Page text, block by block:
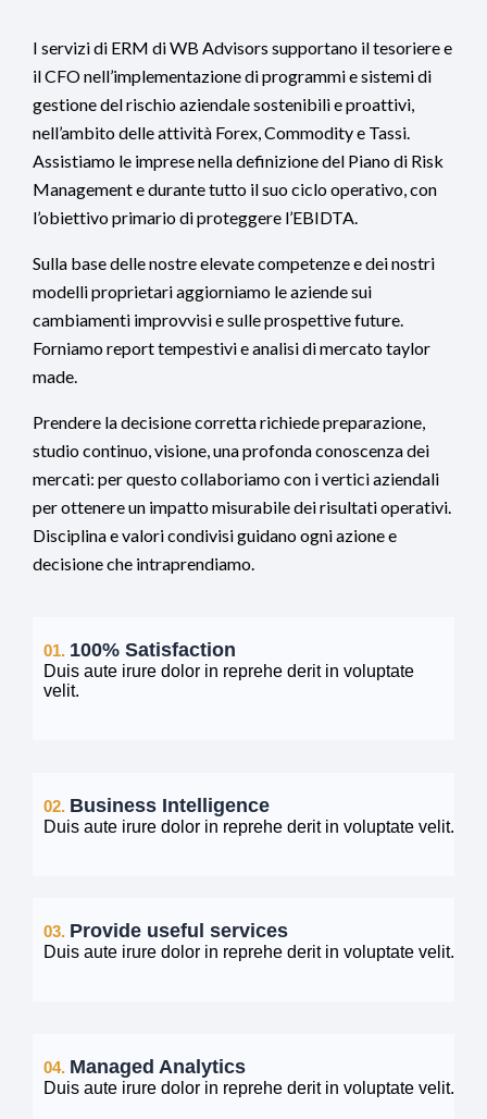
I servizi di ERM di WB Advisors supportano il tesoriere e
il CFO nell’implementazione di programmi e sistemi di
gestione del rischio aziendale sostenibili e proattivi,
nell’ambito delle attività Forex, Commodity e Tassi.
Assistiamo le imprese nella definizione del Piano di Risk
Management e durante tutto il suo ciclo operativo, con
l’obiettivo primario di proteggere l’EBIDTA.
Sulla base delle nostre elevate competenze e dei nostri
modelli proprietari aggiorniamo le aziende sui
cambiamenti improvvisi e sulle prospettive future.
Forniamo report tempestivi e analisi di mercato taylor
made.
Prendere la decisione corretta richiede preparazione,
studio continuo, visione, una profonda conoscenza dei
mercati: per questo collaboriamo con i vertici aziendali
per ottenere un impatto misurabile dei risultati operativi.
Disciplina e valori condivisi guidano ogni azione e
decisione che intraprendiamo.
01. 100% Satisfaction
Duis aute irure dolor in reprehe derit in voluptate
velit.
02. Business Intelligence
Duis aute irure dolor in reprehe derit in voluptate velit.
03. Provide useful services
Duis aute irure dolor in reprehe derit in voluptate velit.
04. Managed Analytics
Duis aute irure dolor in reprehe derit in voluptate velit.